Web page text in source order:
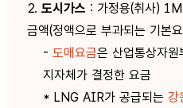
2. 도시가스 : 가정용(취사)
금액(정액으로 부과되는 기본
- 도매요금은 산업통상자
지자체가 결정한 요금
* LNG AIR가 공급되는 강